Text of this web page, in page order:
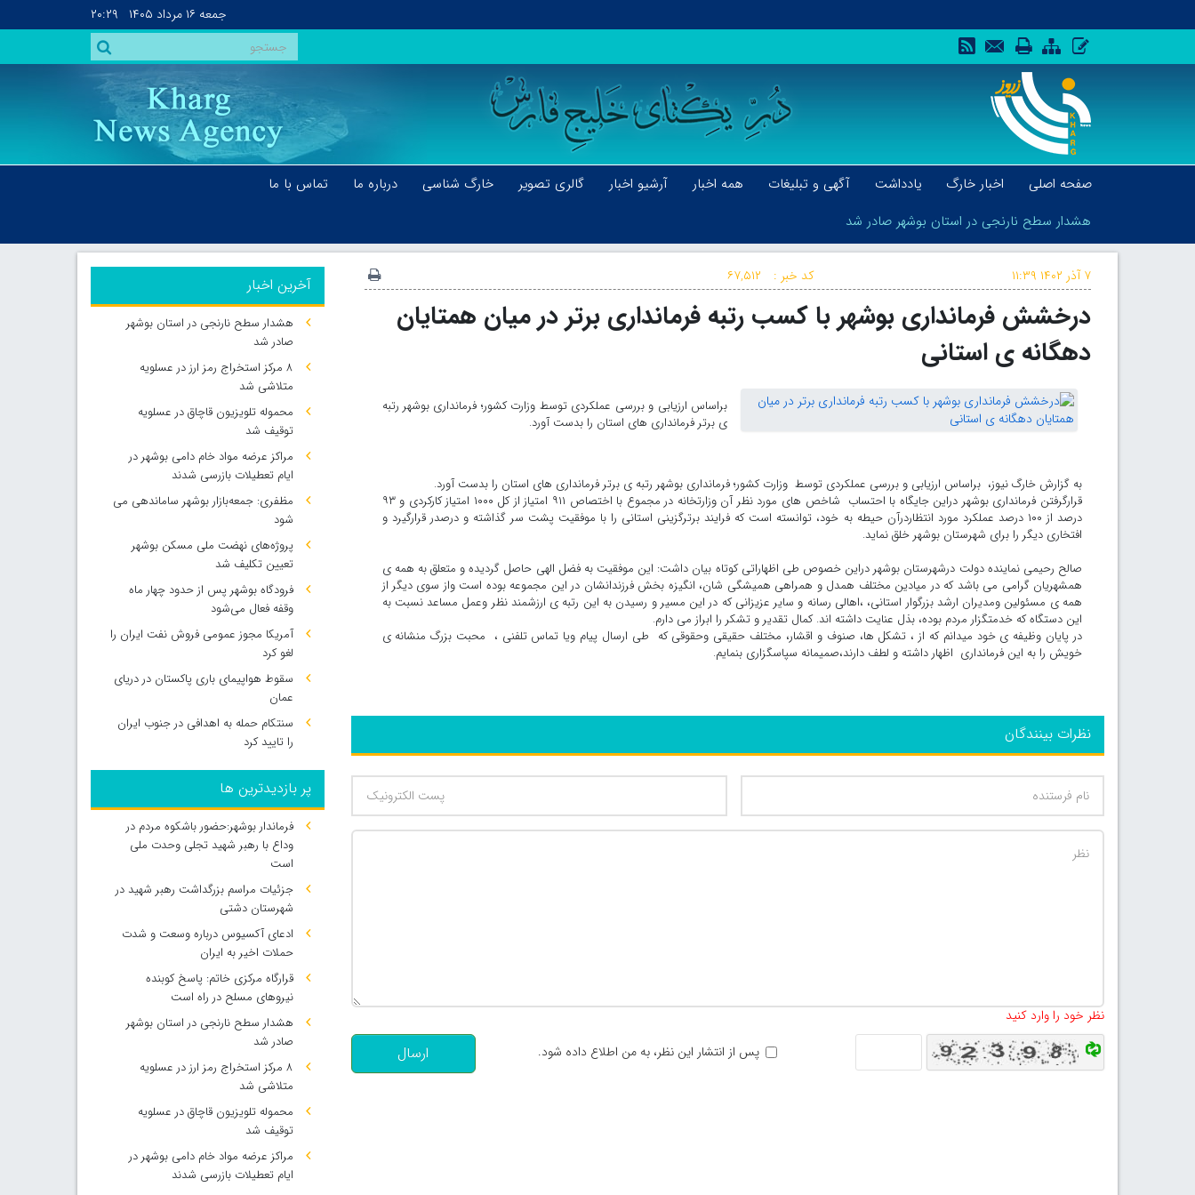
جمعه ۱۶ مرداد ۱۴۰۵ ۲۰:۲۹
صفحه اصلی اخبار خارگ یادداشت آگهی و تبلیغات همه اخبار آرشیو اخبار گالری تصویر خارگ شناسی درباره ما
تماس با ما
هشدار سطح نارنجی در استان بوشهر صادر شد
هشدار سطح نارنجی در استان بوشهر صادر شد
کد خبر : ۶۷,۵۱۲ ۷ آذر ۱۴۰۲ ۱۱:۳۹
درخشش فرمانداری بوشهر با کسب رتبه فرمانداری برتر در میان همتایان
دهگانه ی استانی
براساس ارزیابی و بررسی عملکردی توسط وزارت کشور؛ فرمانداری بوشهر رتبه
ی برتر فرمانداری های استان را بدست آورد.
به گزارش خارگ نیوز، براساس ارزیابی و بررسی عملکردی توسط وزارت کشور؛ فرمانداری بوشهر رتبه ی برتر فرمانداری های استان را بدست آورد.
قرارگرفتن فرمانداری بوشهر دراین جایگاه با احتساب شاخص های مورد نظر آن وزارتخانه در مجموع با اختصاص ۹۱۱ امتیاز از کل ۱۰۰۰ امتیاز کارکردی و ۹۳
درصد از ۱۰۰ درصد عملکرد مورد انتظاردرآن حیطه به خود، توانسته است که فرایند برترگزینی استانی را با موفقیت پشت سر گذاشته و درصدر قرارگیرد و
افتخاری دیگر را برای شهرستان بوشهر خلق نماید.
صالح رحیمی نماینده دولت درشهرستان بوشهر دراین خصوص طی اظهاراتی کوتاه بیان داشت: این موفقیت به فضل الهی حاصل گردیده و متعلق به همه ی
همشهریان گرامی می باشد که در میادین مختلف همدل و همراهی همیشگی شان، انگیزه بخش فرزندانشان در این مجموعه بوده است واز سوی دیگر از
همه ی مسئولین ومدیران ارشد بزرگوار استانی، ،اهالی رسانه و سایر عزیزانی که در این مسیر و رسیدن به این رتبه ی ارزشمند نظر وعمل مساعد نسبت به
این دستگاه که خدمتگزار مردم بوده، بذل عنایت داشته اند. کمال تقدیر و تشکر را ابراز می دارم.
در پایان وظیفه ی خود میدانم که از ، تشکل ها، صنوف و اقشار، مختلف حقیقی وحقوقی که طی ارسال پیام ویا تماس تلفنی ، محبت بزرگ منشانه ی
خویش را به این فرمانداری اظهار داشته و لطف دارند،صمیمانه سپاسگزاری بنمایم.
نظرات بینندگان
نظر خود را وارد کنید
پس از انتشار این نظر، به من اطلاع داده شود.
ارسال
آخرین اخبار
هشدار سطح نارنجی در استان بوشهر
صادر شد
۸ مرکز استخراج رمز ارز در عسلویه
متلاشی شد
محموله تلویزیون قاچاق در عسلویه
توقیف شد
مراکز عرضه مواد خام دامی بوشهر در
ایام تعطیلات بازرسی شدند
مظفری: جمعه‌بازار بوشهر ساماندهی می‌
شود
پروژه‌های نهضت ملی مسکن بوشهر
تعیین تکلیف شد
فرودگاه بوشهر پس از حدود چهار ماه
وقفه فعال می‌شود
آمریکا مجوز عمومی فروش نفت ایران را
لغو کرد
سقوط هواپیمای باری پاکستان در دریای
عمان
سنتکام حمله به اهدافی در جنوب ایران
را تایید کرد
پر بازدیدترین ها
فرماندار بوشهر:حضور باشکوه مردم در
وداع با رهبر شهید تجلی وحدت ملی
است
جزئیات مراسم بزرگداشت رهبر شهید در
شهرستان دشتی
ادعای آکسیوس درباره وسعت و شدت
حملات اخیر به ایران
قرارگاه مرکزی خاتم: پاسخ کوبنده
نیروهای مسلح در راه است
هشدار سطح نارنجی در استان بوشهر
صادر شد
۸ مرکز استخراج رمز ارز در عسلویه
متلاشی شد
محموله تلویزیون قاچاق در عسلویه
توقیف شد
مراکز عرضه مواد خام دامی بوشهر در
ایام تعطیلات بازرسی شدند